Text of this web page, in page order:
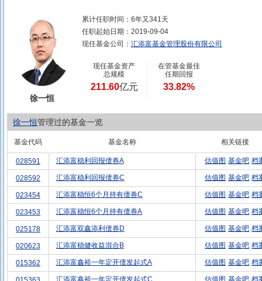
徐一恒
累计任职时间： 6年又341天
任职起始日期： 2019-09-04
现任基金公司： 汇添富基金管理股份有限公司
现任基金资产
总规模
211.60亿元
在管基金最佳
任期回报
33.82%
徐一恒管理过的基金一览
基金代码 基金名称 相关链接
028591 汇添富稳利回报债券A 估值图 基金吧 档
028592 汇添富稳利回报债券C 估值图 基金吧 档
023454 汇添富稳恒6个月持有债券C 估值图 基金吧 档
023453 汇添富稳恒6个月持有债券A 估值图 基金吧 档
025178 汇添富双鑫添利债券D 估值图 基金吧 档
020623 汇添富稳健收益混合B 估值图 基金吧 档
015362 汇添富鑫裕一年定开债发起式A 估值图 基金吧 档
汇添富鑫裕一年定开债发起式C 估值图 基金吧 档